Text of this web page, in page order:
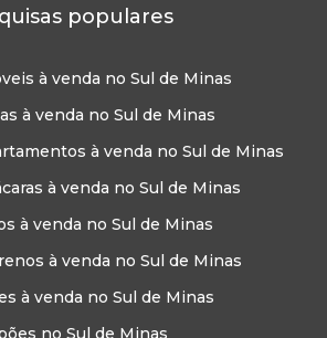
populares
à venda no Sul de Minas
à venda no Sul de Minas
à venda no Sul de Minas
à venda no Sul de Minas
à venda no Sul de Minas
à venda no Sul de Minas
à venda no Sul de Minas
no Sul de Minas